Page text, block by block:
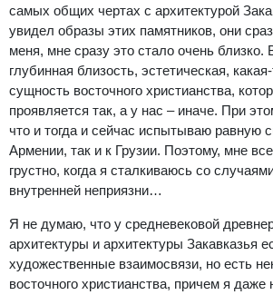
самых общих чертах с архитектурой
увидел образы этих памятников, они
меня, мне сразу это стало очень близко.
глубинная близость, эстетическая,
сущность восточного христианства,
проявляется так, а у нас – иначе. При
что и тогда и сейчас испытываю равную
Армении, так и к Грузии. Поэтому, мне
грустно, когда я сталкиваюсь со
внутренней неприязни…
Я не думаю, что у средневековой
архитектуры и архитектуры Закавказья
художественные взаимосвязи, но есть
восточного христианства, причем я даже